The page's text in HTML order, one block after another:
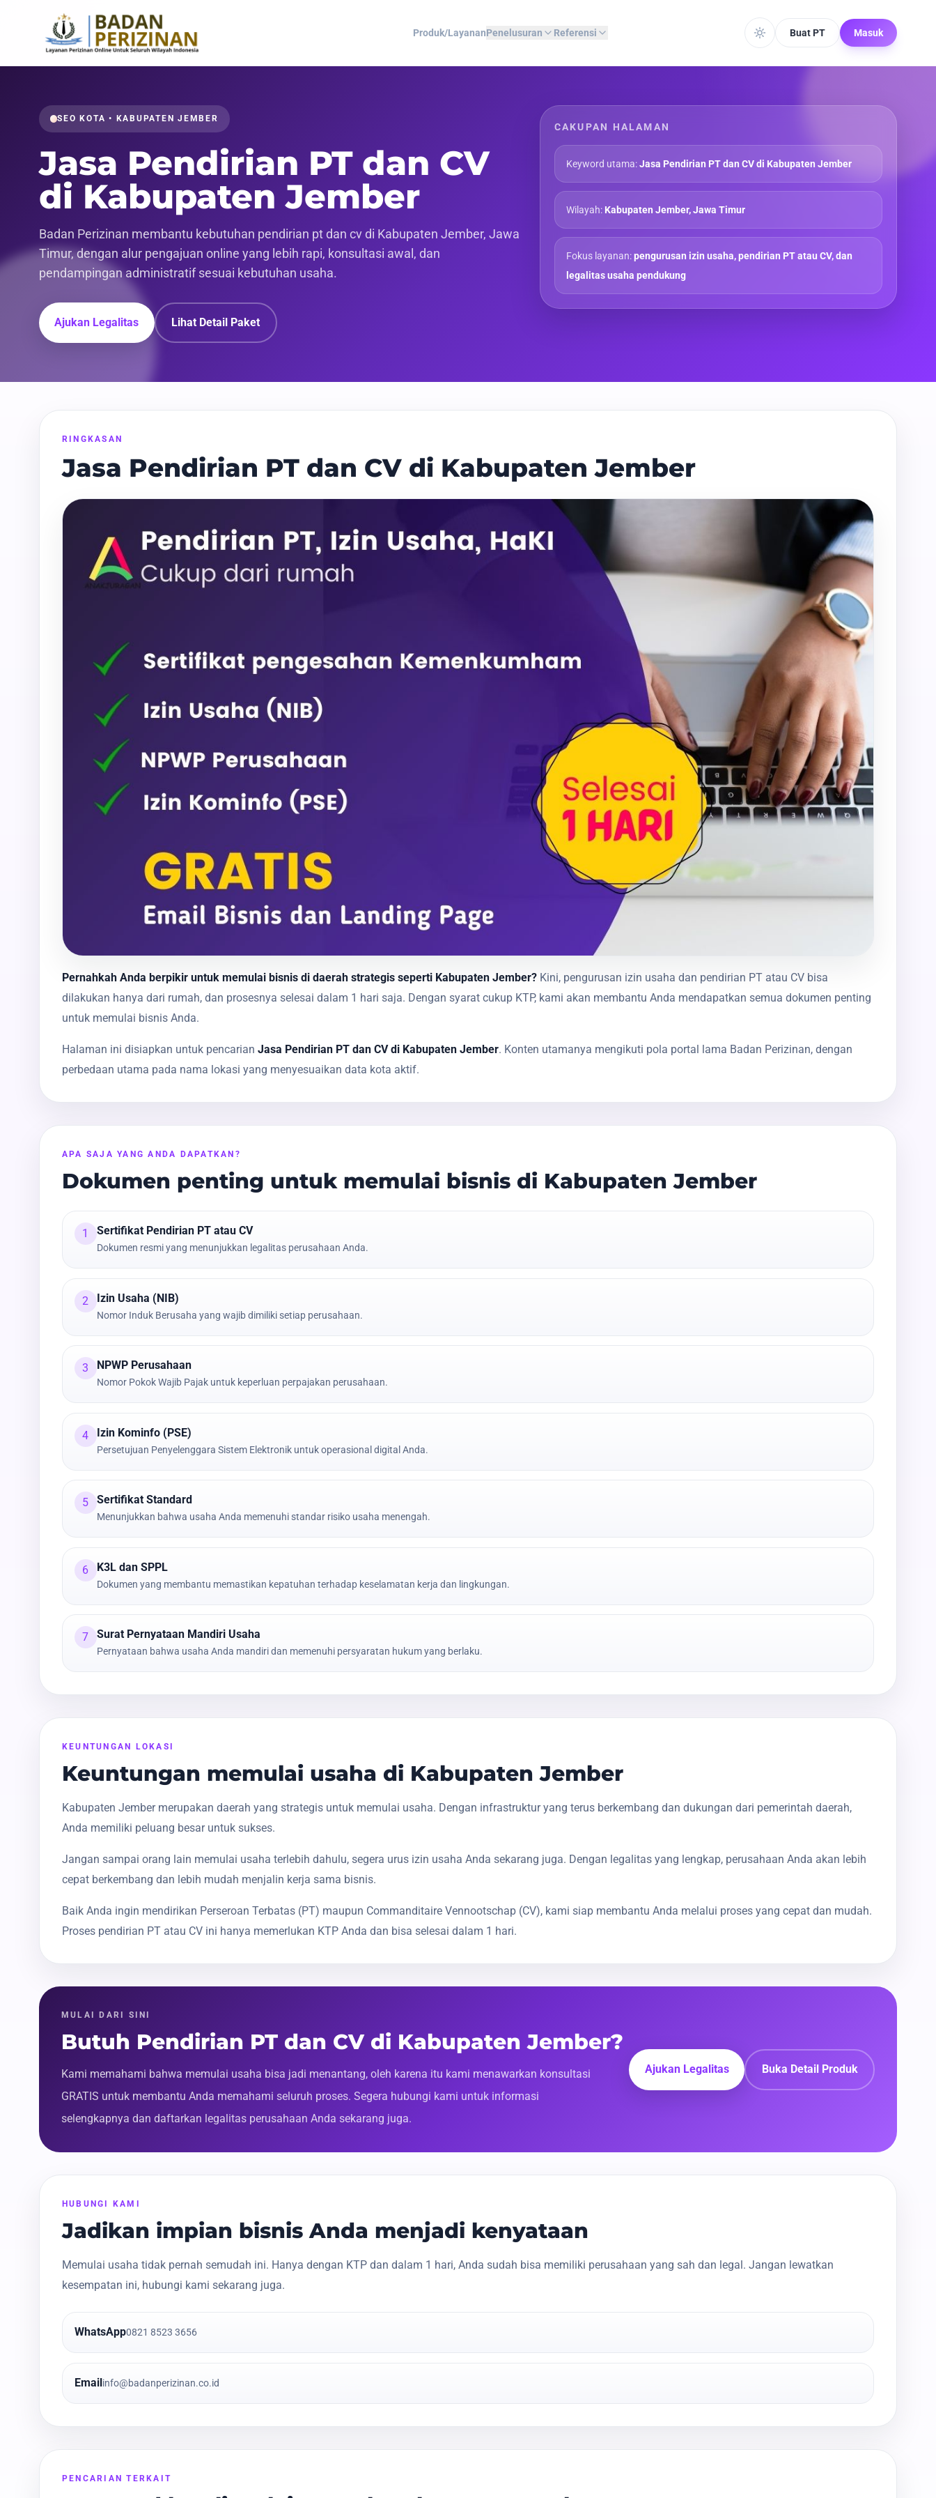
Produk/LayananPenelusuran Referensi Buat PT Masuk
SEO KOTA • KABUPATEN JEMBER
Jasa Pendirian PT dan CV
di Kabupaten Jember
Badan Perizinan membantu kebutuhan pendirian pt dan cv di Kabupaten Jember, Jawa
Timur, dengan alur pengajuan online yang lebih rapi, konsultasi awal, dan
pendampingan administratif sesuai kebutuhan usaha.
Ajukan Legalitas Lihat Detail Paket
CAKUPAN HALAMAN
Keyword utama:Jasa Pendirian PT dan CV di Kabupaten Jember
Wilayah: Kabupaten Jember, Jawa Timur
Fokus layanan:pengurusan izin usaha, pendirian PT atau CV, dan
legalitas usaha pendukung
RINGKASAN
Jasa Pendirian PT dan CV di Kabupaten Jember
Pernahkah Anda berpikir untuk memulai bisnis di daerah strategis seperti Kabupaten Jember? Kini, pengurusan izin usaha dan pendirian PT atau CV bisa
dilakukan hanya dari rumah, dan prosesnya selesai dalam 1 hari saja. Dengan syarat cukup KTP, kami akan membantu Anda mendapatkan semua dokumen penting
untuk memulai bisnis Anda.
Halaman ini disiapkan untuk pencarian Jasa Pendirian PT dan CV di Kabupaten Jember. Konten utamanya mengikuti pola portal lama Badan Perizinan, dengan
perbedaan utama pada nama lokasi yang menyesuaikan data kota aktif.
APA SAJA YANG ANDA DAPATKAN?
Dokumen penting untuk memulai bisnis di Kabupaten Jember
1 Sertifikat Pendirian PT atau CV
Dokumen resmi yang menunjukkan legalitas perusahaan Anda.
2 Izin Usaha (NIB)
Nomor Induk Berusaha yang wajib dimiliki setiap perusahaan.
3 NPWP Perusahaan
Nomor Pokok Wajib Pajak untuk keperluan perpajakan perusahaan.
4 Izin Kominfo (PSE)
Persetujuan Penyelenggara Sistem Elektronik untuk operasional digital Anda.
5 Sertifikat Standard
Menunjukkan bahwa usaha Anda memenuhi standar risiko usaha menengah.
6 K3L dan SPPL
Dokumen yang membantu memastikan kepatuhan terhadap keselamatan kerja dan lingkungan.
7 Surat Pernyataan Mandiri Usaha
Pernyataan bahwa usaha Anda mandiri dan memenuhi persyaratan hukum yang berlaku.
KEUNTUNGAN LOKASI
Keuntungan memulai usaha di Kabupaten Jember
Kabupaten Jember merupakan daerah yang strategis untuk memulai usaha. Dengan infrastruktur yang terus berkembang dan dukungan dari pemerintah daerah,
Anda memiliki peluang besar untuk sukses.
Jangan sampai orang lain memulai usaha terlebih dahulu, segera urus izin usaha Anda sekarang juga. Dengan legalitas yang lengkap, perusahaan Anda akan lebih
cepat berkembang dan lebih mudah menjalin kerja sama bisnis.
Baik Anda ingin mendirikan Perseroan Terbatas (PT) maupun Commanditaire Vennootschap (CV), kami siap membantu Anda melalui proses yang cepat dan mudah.
Proses pendirian PT atau CV ini hanya memerlukan KTP Anda dan bisa selesai dalam 1 hari.
MULAI DARI SINI
Butuh Pendirian PT dan CV di Kabupaten Jember?
Kami memahami bahwa memulai usaha bisa jadi menantang, oleh karena itu kami menawarkan konsultasi
GRATIS untuk membantu Anda memahami seluruh proses. Segera hubungi kami untuk informasi
selengkapnya dan daftarkan legalitas perusahaan Anda sekarang juga.
Ajukan Legalitas Buka Detail Produk
HUBUNGI KAMI
Jadikan impian bisnis Anda menjadi kenyataan
Memulai usaha tidak pernah semudah ini. Hanya dengan KTP dan dalam 1 hari, Anda sudah bisa memiliki perusahaan yang sah dan legal. Jangan lewatkan
kesempatan ini, hubungi kami sekarang juga.
WhatsApp0821 8523 3656
Emailinfo@badanperizinan.co.id
PENCARIAN TERKAIT